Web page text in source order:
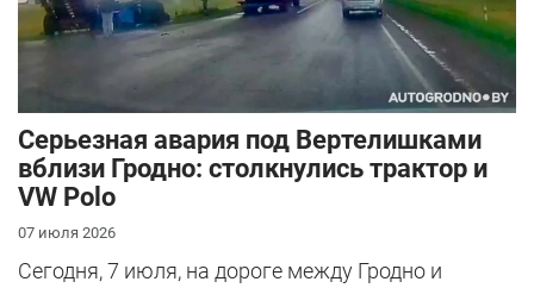
Серьезная авария под Вертелишками
вблизи Гродно: столкнулись трактор и
VW Polo
07 июля 2026
Сегодня, 7 июля, на дороге между Гродно и